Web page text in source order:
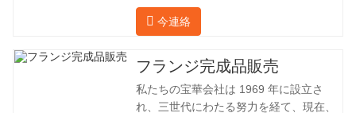
油田でフランジを加工し、間接的に外国
（ドイツ、ロシア）に輸出してきまし
社は海外の顧客と直接輸出入し、第三者
手数料を回避して、強力な製品品質と低
価格を確保したいと考えています。以下
今連絡
フランジ完成品販売
私たちの宝華会社は 1969 年に設立さ
れ、三世代にわたる努力を経て、現在、